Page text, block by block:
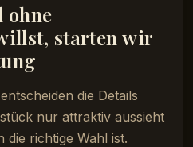
ohne
starten wir
die Details
nur attraktiv aussieht
richtige Wahl ist.